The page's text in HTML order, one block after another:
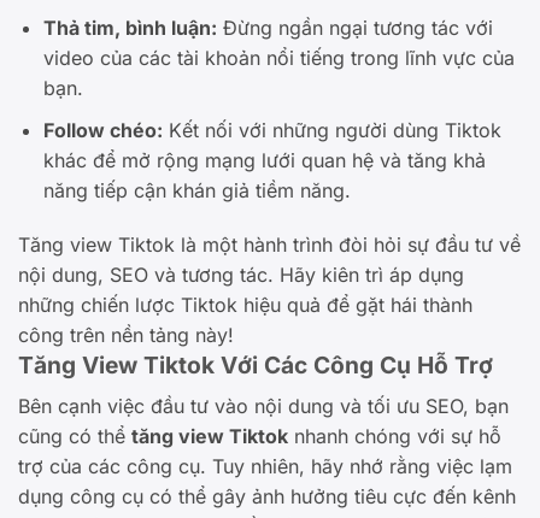
Thả tim, bình luận: Đừng ngần ngại tương tác với
video của các tài khoản nổi tiếng trong lĩnh vực của
bạn.
Follow chéo: Kết nối với những người dùng Tiktok
khác để mở rộng mạng lưới quan hệ và tăng khả
năng tiếp cận khán giả tiềm năng.
Tăng view Tiktok là một hành trình đòi hỏi sự đầu tư về
nội dung, SEO và tương tác. Hãy kiên trì áp dụng
những chiến lược Tiktok hiệu quả để gặt hái thành
công trên nền tảng này!
Tăng View Tiktok Với Các Công Cụ Hỗ Trợ
Bên cạnh việc đầu tư vào nội dung và tối ưu SEO, bạn
cũng có thể tăng view Tiktok nhanh chóng với sự hỗ
trợ của các công cụ. Tuy nhiên, hãy nhớ rằng việc lạm
dụng công cụ có thể gây ảnh hưởng tiêu cực đến kênh